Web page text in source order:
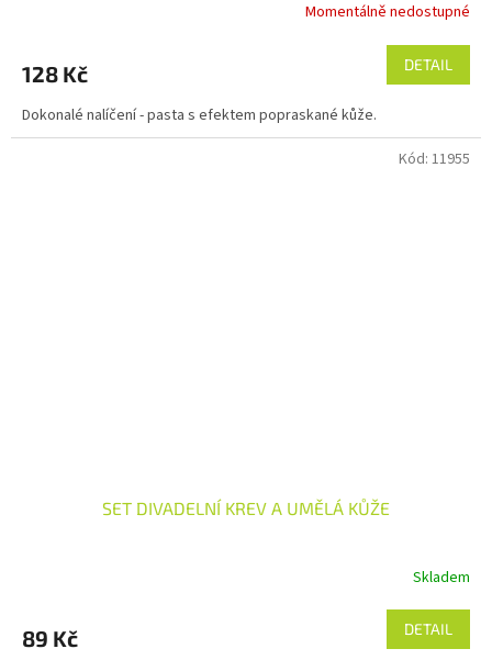
Momentálně nedostupné
128 Kč DETAIL
Dokonalé nalíčení - pasta s efektem popraskané kůže.
SET DIVADELNÍ KREV A UMĚLÁ KŮŽE
Skladem
89 Kč DETAIL
Kód: 11955